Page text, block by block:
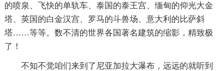
的喷泉、飞快的单轨车、泰国的泰王宫、缅甸的仰光大金
塔、英国的白金汉宫、罗马的斗兽场、意大利的比萨斜
塔……等等。数不清的世界各国著名建筑的缩影，精致极
了！
不知不觉咱们来到了尼亚加拉大瀑布，远远的就听到